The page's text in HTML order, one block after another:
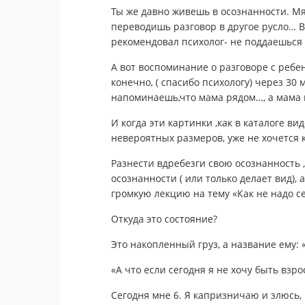
Ты же давно живешь в осознанности.
переводишь разговор в другое русло…
рекомендовал психолог- не
А вот воспоминание о разговоре с
конечно, ( спасибо психологу) через
напоминаешь,что мама рядом…, а мама
И когда эти картинки ,как в каталоге
невероятных размеров, уже не хочется
Разнести вдребезги свою
осознанности ( или только делает
громкую лекцию на тему «Как не надо
Откуда это состояние?
Это накопленный груз, а название ему:
«А что если сегодня я не хочу быть
Сегодня мне 6. Я капризничаю и